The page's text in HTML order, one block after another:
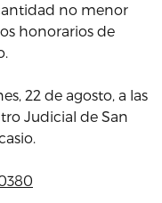
no menor
honorarios de
22 de agosto, a las
Judicial de San